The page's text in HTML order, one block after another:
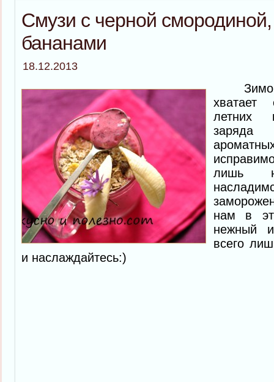
Смузи с черной
бананами
18.12.2013
Зимой
хватает
летних
заряда
лишь
нам в
нежный
всего
и наслаждайтесь:)